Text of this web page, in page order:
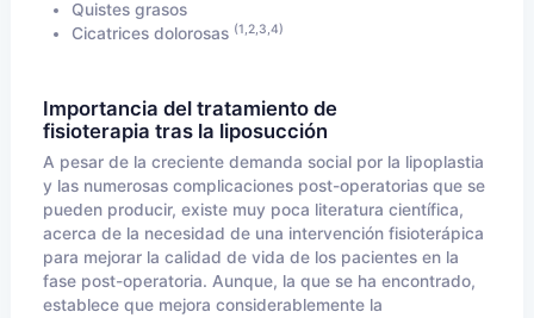
Quistes grasos
Cicatrices dolorosas (1,2,3,4)
Importancia del tratamiento de
fisioterapia tras la liposucción
A pesar de la creciente demanda social por la lipoplastia
y las numerosas complicaciones post-operatorias que se
pueden producir, existe muy poca literatura científica,
acerca de la necesidad de una intervención fisioterápica
para mejorar la calidad de vida de los pacientes en la
fase post-operatoria. Aunque, la que se ha encontrado,
establece que mejora considerablemente la